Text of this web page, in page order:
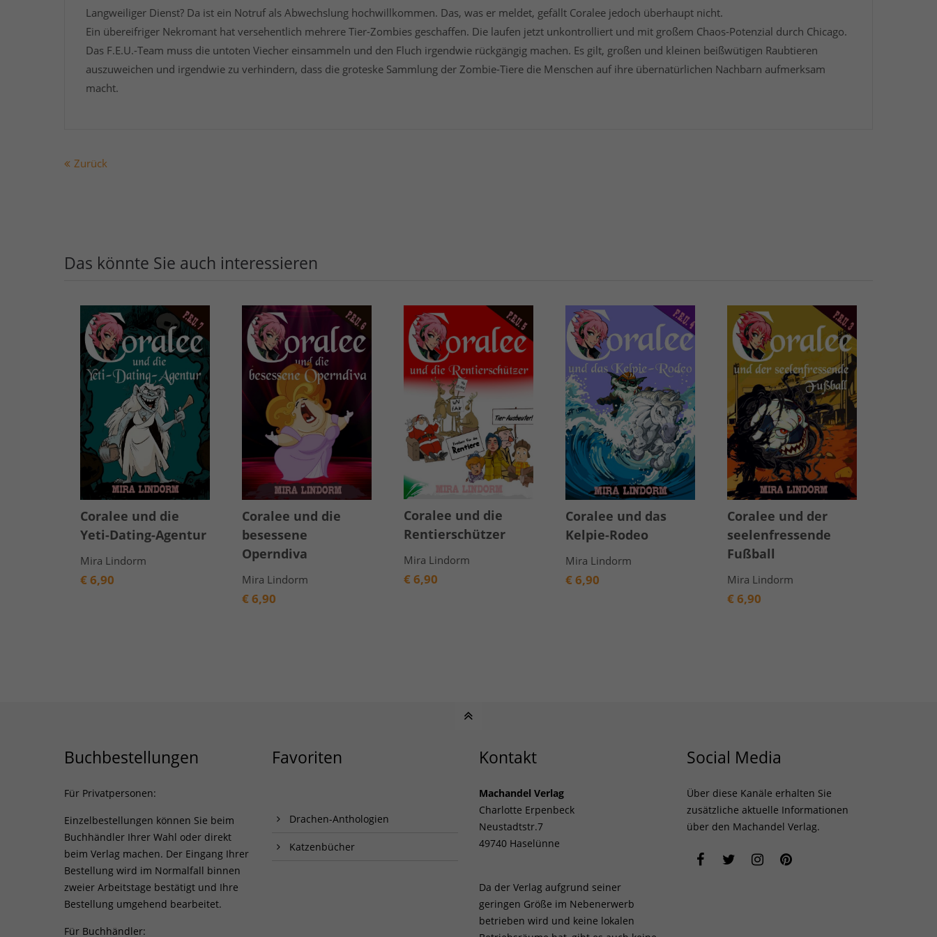
Langweiliger Dienst? Da ist ein Notruf als Abwechslung hochwillkommen. Das, was er meldet, gefällt Coralee jedoch überhaupt nicht.
Ein übereifriger Nekromant hat versehentlich mehrere Tier-Zombies geschaffen. Die laufen jetzt unkontrolliert und mit großem Chaos-Potenzial durch Chicago.
Das F.E.U.-Team muss die untoten Viecher einsammeln und den Fluch irgendwie rückgängig machen. Es gilt, großen und kleinen beißwütigen Raubtieren
auszuweichen und irgendwie zu verhindern, dass die groteske Sammlung der Zombie-Tiere die Menschen auf ihre übernatürlichen Nachbarn aufmerksam
macht.
Zurück
Das könnte Sie auch interessieren
Coralee und die
Yeti-Dating-Agentur
Mira Lindorm
€6,90
Coralee und die
besessene
Operndiva
Mira Lindorm
€6,90
Coralee und die
Rentierschützer
Mira Lindorm
€6,90
Coralee und das
Kelpie-Rodeo
Mira Lindorm
€6,90
Coralee und der
seelenfressende
Fußball
Mira Lindorm
€6,90
Buchbestellungen
Für Privatpersonen:
Einzelbestellungen können Sie beim
Buchhändler Ihrer Wahl oder direkt
beim Verlag machen. Der Eingang Ihrer
Bestellung wird im Normalfall binnen
zweier Arbeitstage bestätigt und Ihre
Bestellung umgehend bearbeitet.
Für Buchhändler:
Favoriten
Drachen-Anthologien
Katzenbücher
Kontakt
Machandel Verlag
Charlotte Erpenbeck
Neustadtstr.7
49740 Haselünne
Da der Verlag aufgrund seiner
geringen Größe im Nebenerwerb
betrieben wird und keine lokalen
Social Media
Über diese Kanäle erhalten Sie
zusätzliche aktuelle Informationen
über den Machandel Verlag.